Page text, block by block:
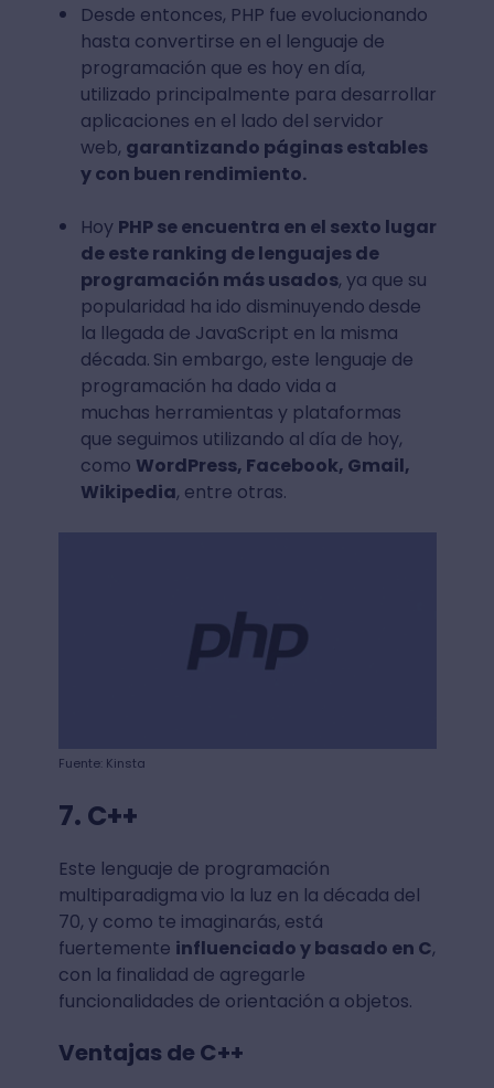
Desde entonces, PHP fue evolucionando
hasta convertirse en el lenguaje de
programación que es hoy en día,
utilizado principalmente para desarrollar
aplicaciones en el lado del servidor
web, garantizando páginas estables
y con buen rendimiento.
Hoy PHP se encuentra en el sexto lugar
de este ranking de lenguajes de
programación más usados, ya que su
popularidad ha ido disminuyendo desde
la llegada de JavaScript en la misma
década. Sin embargo, este lenguaje de
programación ha dado vida a
muchas herramientas y plataformas
que seguimos utilizando al día de hoy,
como WordPress, Facebook, Gmail,
Wikipedia, entre otras.
Fuente: Kinsta
7. C++
Este lenguaje de programación
multiparadigmavio la luz en la década del
70, y como te imaginarás, está
fuertemente influenciado y basado en C,
con la finalidad de agregarle
funcionalidades de orientación a objetos.
Ventajas de C++